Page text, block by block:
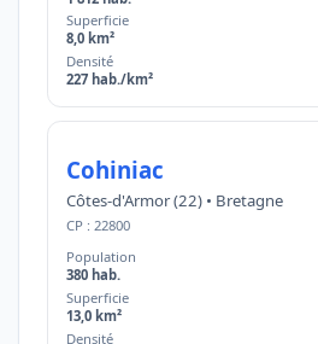
Superficie
8,0 km²
Densité
227 hab./km²
Cohiniac
Côtes-d'Armor (22) • Bretagne
CP : 22800
Population
380 hab.
Superficie
13,0 km²
Densité